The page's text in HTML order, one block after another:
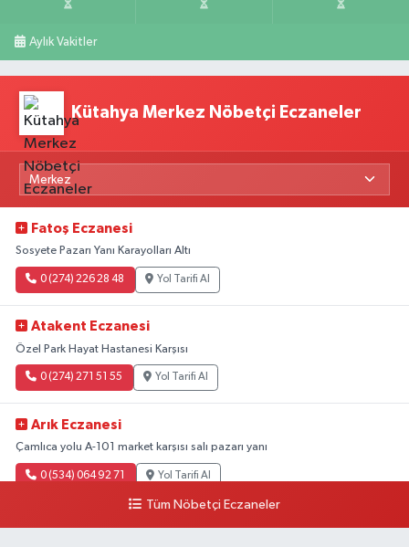
Aylık Vakitler
Kütahya Merkez Nöbetçi Eczaneler
Fatoş Eczanesi
Sosyete Pazarı Yanı Karayolları Altı
0 (274) 226 28 48 Yol Tarifi Al
Atakent Eczanesi
Özel Park Hayat Hastanesi Karşısı
0 (274) 271 51 55 Yol Tarifi Al
Arık Eczanesi
Çamlıca yolu A-101 market karşısı salı pazarı yanı
0 (534) 064 92 71 Yol Tarifi Al
Tüm Nöbetçi Eczaneler